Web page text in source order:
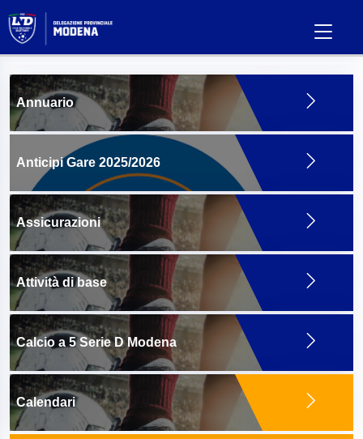
Annuario
Anticipi Gare 2025/2026
Assicurazioni
Attività di base
Calcio a 5 Serie D Modena
Calendari